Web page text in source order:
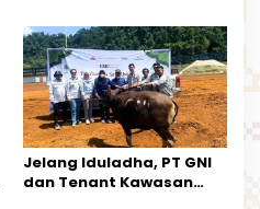
Tata Kelola Tambang
Kalimantan Barat
Jelang Iduladha, PT GNI
dan Tenant Kawasan